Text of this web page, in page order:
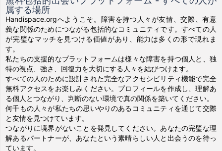
属する場所
Handispace.orgへようこそ。障害を持つ人々が友情、交際、有意
義な関係のためにつながる包括的なコミュニティです。すべての人
が完璧なマッチを見つける価値があり、能力は多くの形で現れま
す。
私たちの支援的なプラットフォームは様々な障害を持つ個人と、独
特の視点、強さ、回復力を大切にする人々を結びつけます。
すべての人のために設計された完全なアクセシビリティ機能で完全
無料アクセスをお楽しみください。プロフィールを作成し、理解あ
る個人とつながり、判断のない環境で真の関係を築いてください。
何千もの人々が私たちの思いやりのあるコミュニティを通じて交際
と友情を見つけています。
つながりに境界がないことを発見してください。あなたの完璧な理
解あるパートナーが、あなたという素晴らしい人と出会うのを待っ
ています。